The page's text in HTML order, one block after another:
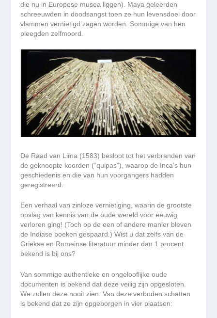
die nu in Europese musea liggen). Maya geleerden
schreeuwden in doodsangst toen ze hun levensdoel door
vlammen vernietigd zagen worden. Sommige van hen
pleegden zelfmoord.
De Raad van Lima (1583) besloot tot het verbranden van
de geknoopte koorden (“quipas”), waarop de Inca’s hun
geschiedenis en die van hun voorgangers hadden
geregistreerd.
Een verhaal van zinloze vernietiging, waarin de grootste
opslag van kennis van de oude wereld voor eeuwig
verloren ging! (Toch op de een of andere manier bleven
de Indiase boeken gespaard.) Wist u dat zelfs van de
Griekse en Romeinse literatuur minder dan 1 procent
bekend is bij ons?
Van sommige authentieke en ongelooflijke oude
documenten is bekend dat deze veilig zijn opgesloten.
We zullen deze nooit zien. Van deze verboden schatten
is bekend dat ze zijn opgeborgen in vier plaatsen: